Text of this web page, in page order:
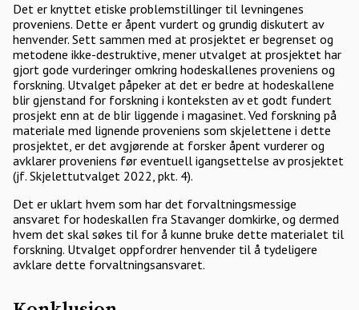
Det er knyttet etiske problemstillinger til levningenes
proveniens. Dette er åpent vurdert og grundig diskutert av
henvender. Sett sammen med at prosjektet er begrenset og
metodene ikke-destruktive, mener utvalget at prosjektet har
gjort gode vurderinger omkring hodeskallenes proveniens og
forskning. Utvalget påpeker at det er bedre at hodeskallene
blir gjenstand for forskning i konteksten av et godt fundert
prosjekt enn at de blir liggende i magasinet. Ved forskning på
materiale med lignende proveniens som skjelettene i dette
prosjektet, er det avgjørende at forsker åpent vurderer og
avklarer proveniens før eventuell igangsettelse av prosjektet
(jf. Skjelettutvalget 2022, pkt. 4).
Det er uklart hvem som har det forvaltningsmessige
ansvaret for hodeskallen fra Stavanger domkirke, og dermed
hvem det skal søkes til for å kunne bruke dette materialet til
forskning. Utvalget oppfordrer henvender til å tydeligere
avklare dette forvaltningsansvaret.